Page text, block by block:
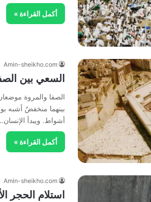
أكمل القراءة »
Amin-sheikho.com
السعي بين
الصفا والمروة
بينهما منخفضٌ أشبه
أشواط. ويبدأ
أكمل القراءة »
Amin-sheikho.com
استلام الحجر